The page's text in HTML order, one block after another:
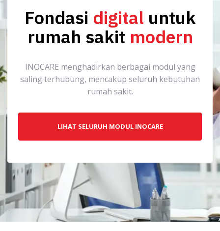
Fondasi digital untuk
rumah sakit modern
INOCARE menghadirkan berbagai modul yang
saling terhubung, mencakup seluruh kebutuhan
rumah sakit.
LIHAT SELURUH MODUL INOCARE